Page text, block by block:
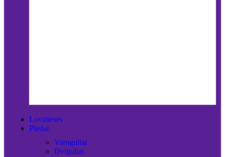
Lovatiesės
Pledai
Vienguliai
Dviguliai